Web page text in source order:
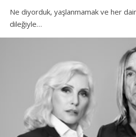
Ne diyorduk, yaşlanmamak ve her
dileğiyle…